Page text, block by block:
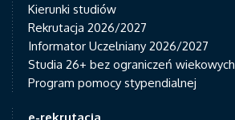
Kierunki studiów
Rekrutacja 2026/2027
Informator Uczelniany 2026/2027
Studia 26+ bez ograniczeń wiekowych
Program pomocy stypendialnej